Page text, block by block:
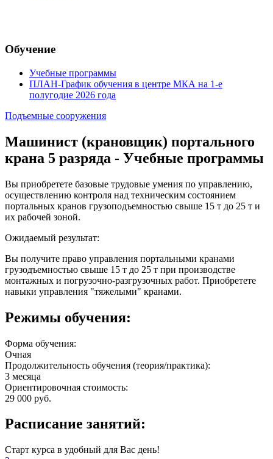
Обучение
Учебные программы
ПЛАН-График обучения в центре МКА на 1-е
полугодие 2026 года
Подъемные сооружения
Машинист (крановщик) портального
крана 5 разряда - Учебные программы
Вы приобретете базовые трудовые умения по управлению,
осуществлению контроля над техническим состоянием
портальных кранов грузоподъемностью свыше 15 т до 25 т и
их рабочей зоной.
Ожидаемый результат:
Вы получите право управления портальными кранами
грузодъемностью свыше 15 т до 25 т при производстве
монтажных и погрузочно-разгрузочных работ. Приобретете
навыки управления "тяжелыми" кранами.
Режимы обучения:
Форма обучения:
Очная
Продолжительность обучения (теория/практика):
3 месяца
Ориентировочная стоимость:
29 000 руб.
Расписание занятий:
Старт курса в удобный для Вас день!